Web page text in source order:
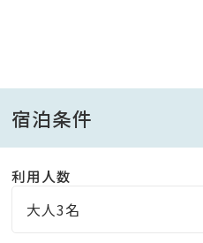
宿泊条件
利用人数
大人3名